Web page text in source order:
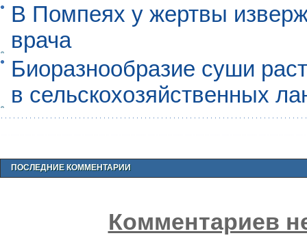
В Помпеях у жертвы
врача
Биоразнообразие суши
в сельскохозяйственных
ПОСЛЕДНИЕ КОММЕНТАРИИ
Комментариев